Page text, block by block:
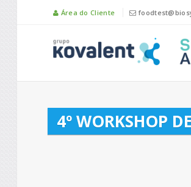
Área do Cliente
4º WORKSHOP